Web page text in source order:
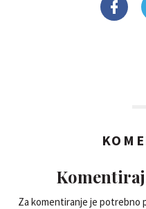
Za komentiranje je potrebno